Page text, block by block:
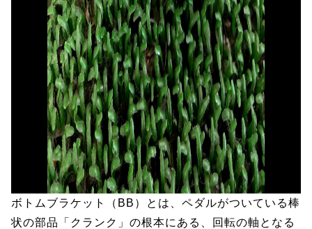
ボトムブラケット（BB）とは、ペダルがついている棒
状の部品「クランク」の根本にある、回転の軸となる